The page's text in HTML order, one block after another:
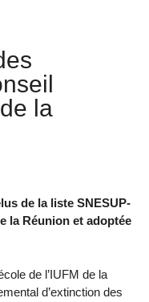
la
de la liste SNESUP-
la Réunion et adoptée
de l’IUFM de la
d’extinction des